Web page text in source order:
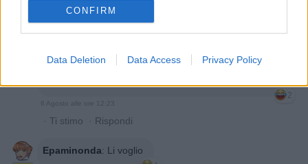
CONFIRM
Data Deletion Data Access Privacy Policy
Fourgiampindepadell
Dopo che gli hanno bucato i
piedi il trucchetto al capellone non viene più tanto
2
6 Agosto alle ore 12:23
· Ti stimo · Rispondi
Epaminonda: Li voglio